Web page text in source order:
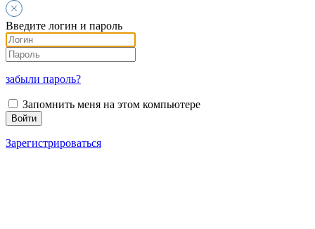
Введите логин и пароль
забыли пароль?
Запомнить меня на этом компьютере
Зарегистрироваться